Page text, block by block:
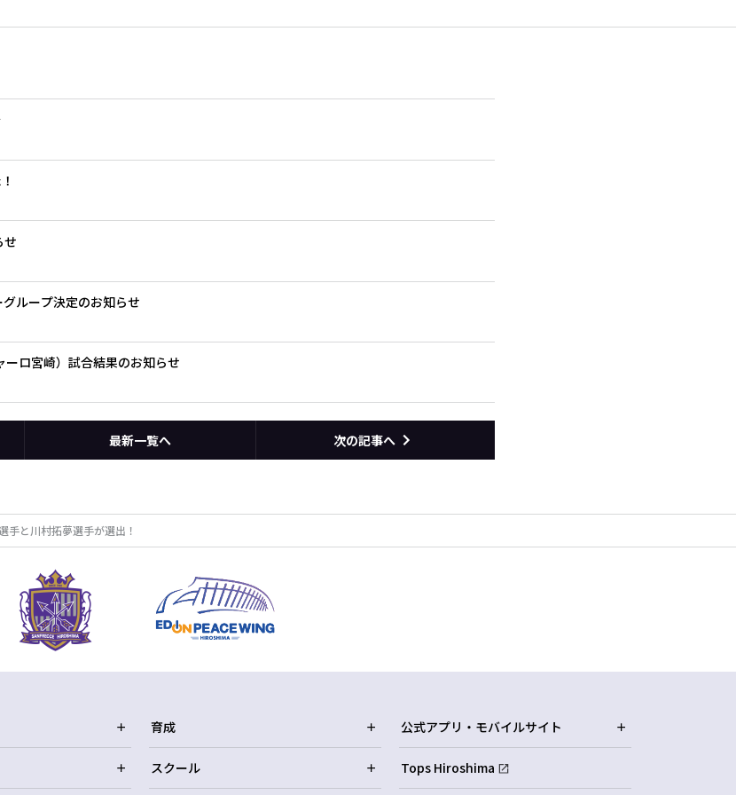
せ
ループ決定のお知らせ
ロ宮崎）試合結果のお知らせ
最新一覧へ 次の記事へ
手と川村拓夢選手が選出！
育成
スクール
公式アプリ・モバイルサイト
Tops Hiroshima